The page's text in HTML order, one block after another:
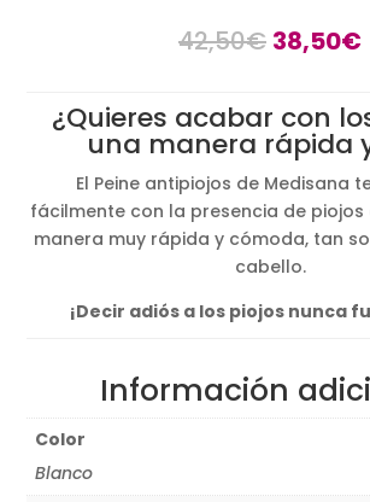
42,50€ El
era:
42,50€.
38,50€El
¿Quieres acabar con
una manera rápida
El Peine antipiojos de Medisana
fácilmente con la presencia de
manera muy rápida y cómoda, tan
cabello.
¡Decir adiós a los piojos nunca
Información
Color
Blanco